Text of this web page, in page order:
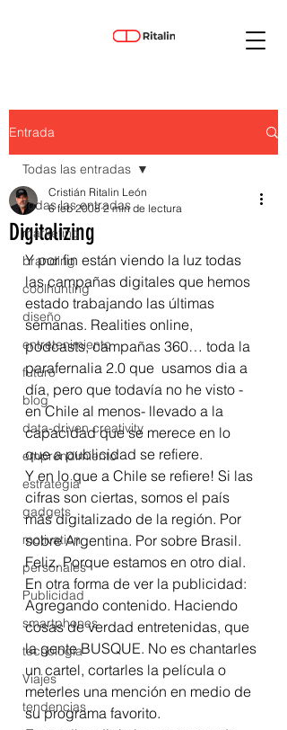
Entrada
Todas las entradas
marketing
branding
coolhunting
diseño
entretenimiento
futuro
blog
data-driven creativity
emprendimiento
estrategia
gadgets
motivation
personales
Publicidad
smartphones
tecnología
Viajes
tendencias
Todas las entradas
Digitalizing
Cristián Ritalin León
6 feb 2008 2 min de lectura
Y por fin están viendo la luz todas
las campañas digitales que hemos
estado trabajando las últimas
semanas. Realities online,
podcasts, campañas 360… toda la
parafernalia 2.0 que  usamos dia a
día, pero que todavía no he visto -
en Chile al menos- llevado a la
capacidad que se merece en lo
que a publicidad se refiere.
Y en lo que a Chile se refiere! Si las
cifras son ciertas, somos el país
más digitalizado de la región. Por
sobre Argentina. Por sobre Brasil.
Feliz. Porque estamos en otro dial.
En otra forma de ver la publicidad:
Agregando contenido. Haciendo
cosas de verdad entretenidas, que
la gente BUSQUE. No es chantarles
un cartel, cortarles la película o
meterles una mención en medio de
su programa favorito.